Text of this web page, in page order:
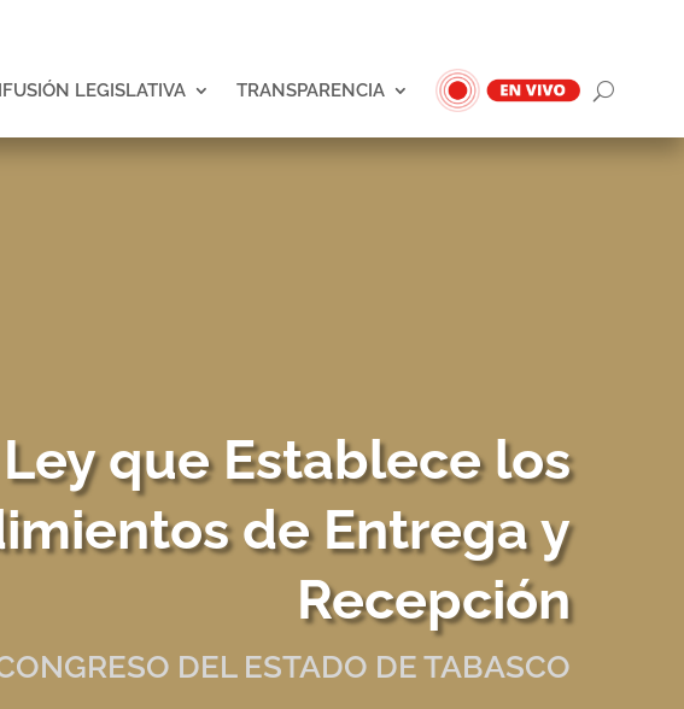
LEGISLATIVA TRANSPARENCIA
que Establece los
de Entrega y
Recepción
DEL ESTADO DE TABASCO